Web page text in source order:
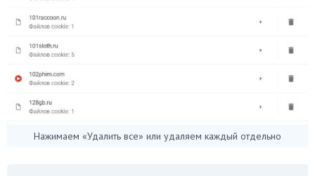
Нажимаем «Удалить все» или удаляем каждый отдельно